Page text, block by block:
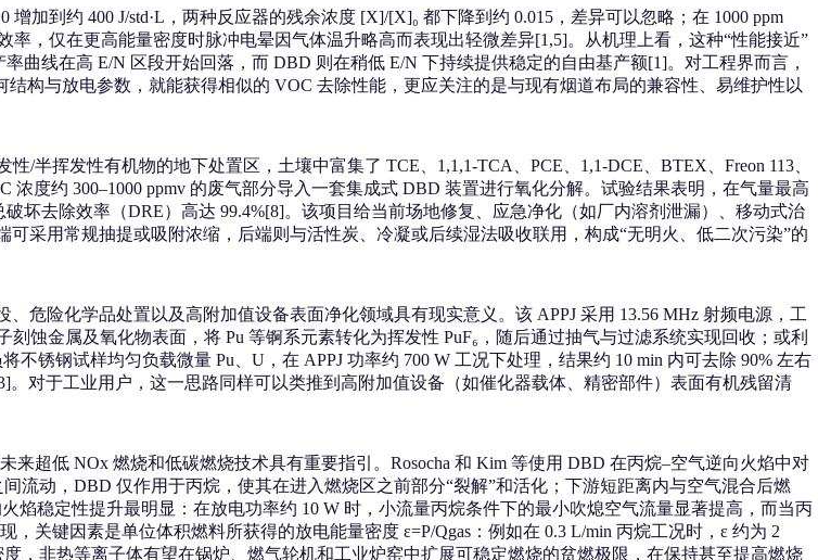
加到约 400 J/std·L，两种反应器的残余浓度 [X]/[X]₀ 都下降到约 0.015，差异可以忽略；在 1000 ppm
，仅在更高能量密度时脉冲电晕因气体温升略高而表现出轻微差异[1,5]。从机理上看，这种“性能接近”
线在高 E/N 区段开始回落，而 DBD 则在稍低 E/N 下持续提供稳定的自由基产额[1]。对工程界而言，
构与放电参数，就能获得相似的 VOC 去除性能，更应关注的是与现有烟道布局的兼容性、易维护性以
半挥发性有机物的地下处置区，土壤中富集了 TCE、1,1,1‑TCA、PCE、1,1‑DCE、BTEX、Freon 113、
度约 300–1000 ppmv 的废气部分导入一套集成式 DBD 装置进行氧化分解。试验结果表明，在气量最高
坏去除效率（DRE）高达 99.4%[8]。该项目给当前场地修复、应急净化（如厂内溶剂泄漏）、移动式治
采用常规抽提或吸附浓缩，后端则与活性炭、冷凝或后续湿法吸收联用，构成“无明火、低二次污染”的
危险化学品处置以及高附加值设备表面净化领域具有现实意义。该 APPJ 采用 13.56 MHz 射频电源，工
蚀金属及氧化物表面，将 Pu 等锕系元素转化为挥发性 PuF₆，随后通过抽气与过滤系统实现回收；或利
锈钢试样均匀负载微量 Pu、U，在 APPJ 功率约 700 W 工况下处理，结果约 10 min 内可去除 90% 左右
对于工业用户，这一思路同样可以类推到高附加值设备（如催化器载体、精密部件）表面有机残留清
超低 NOx 燃烧和低碳燃烧技术具有重要指引。Rosocha 和 Kim 等使用 DBD 在丙烷–空气逆向火焰中对
流动，DBD 仅作用于丙烷，使其在进入燃烧区之前部分“裂解”和活化；下游短距离内与空气混合后燃
稳定性提升最明显：在放电功率约 10 W 时，小流量丙烷条件下的最小吹熄空气流量显著提高，而当丙
关键因素是单位体积燃料所获得的放电能量密度 ε=P/Qgas：例如在 0.3 L/min 丙烷工况时，ε 约为 2
度，非热等离子体有望在锅炉、燃气轮机和工业炉窑中扩展可稳定燃烧的贫燃极限，在保持甚至提高燃烧